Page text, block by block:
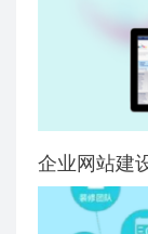
企业网站建